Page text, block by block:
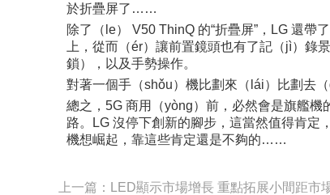
於折疊屏了……
除了（le） V50 ThinQ 的“折疊屏”，LG 還帶
上，從而（ér）讓前置鏡頭也有了記（jì）錄
鎖），以及手勢操作。
對著一個手（shǒu）機比劃來（lái）比劃去
總之，5G 商用（yòng）前，必然會是旗艦
路。LG 沒停下創新的腳步，這當然值得肯定
機想崛起，靠這些肯定還是不夠的……
上一篇：LED顯示市場增長 重點拓展小間距市